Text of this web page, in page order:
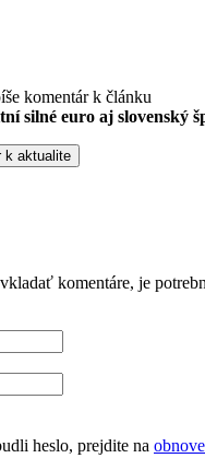
komentár k článku
silné euro aj slovenský
k aktualite
komentáre, je
heslo, prejdite na